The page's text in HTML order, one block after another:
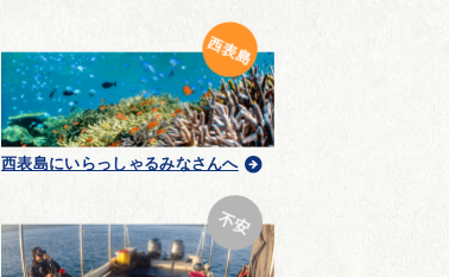
西表島にいらっしゃるみなさんへ